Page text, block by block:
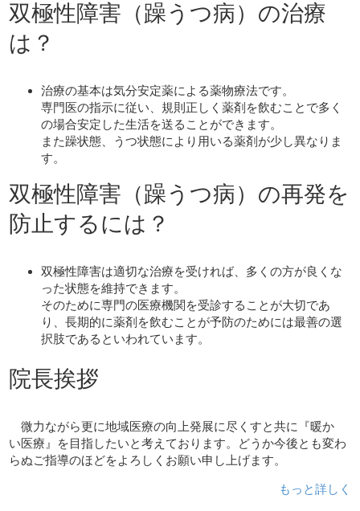
双極性障害（躁うつ病）の治療
は？
治療の基本は気分安定薬による薬物療法です。
専門医の指示に従い、規則正しく薬剤を飲むことで多く
の場合安定した生活を送ることができます。
また躁状態、うつ状態により用いる薬剤が少し異なりま
す。
双極性障害（躁うつ病）の再発を
防止するには？
双極性障害は適切な治療を受ければ、多くの方が良くな
った状態を維持できます。
そのために専門の医療機関を受診することが大切であ
り、長期的に薬剤を飲むことが予防のためには最善の選
択肢であるといわれています。
院長挨拶
微力ながら更に地域医療の向上発展に尽くすと共に『暖か
い医療』を目指したいと考えております。どうか今後とも変わ
らぬご指導のほどをよろしくお願い申し上げます。
もっと詳しく